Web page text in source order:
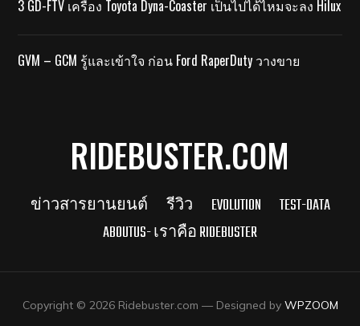
3 GD-FTV เครื่อง Toyota Dyna-Coaster เป็นไปได้ไหมจะลง Hilux
GVM – GCM รู้และเข้าใจ ก่อน Ford RaperDuty วางขาย
RIDEBUSTER.COM
ข่าวสารยานยนต์ รีวิว EVOLUTION
TEST-DATA
ABOUTUS- เราคือ RIDEBUSTER
Copyright © 2026 Ridebuster.com — Designed by WPZOOM